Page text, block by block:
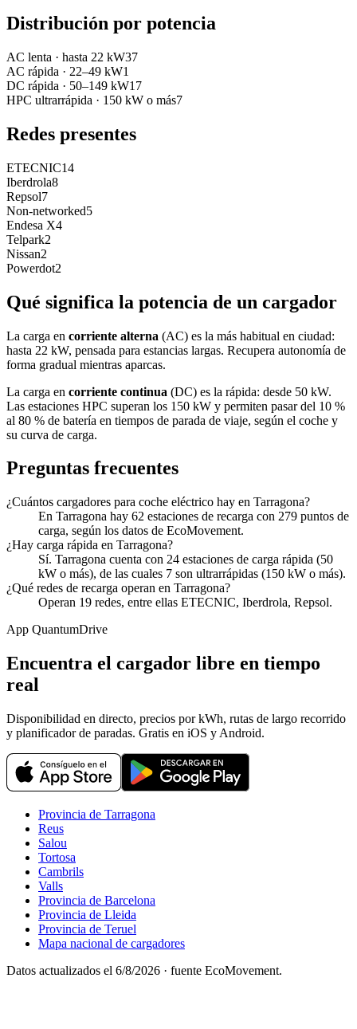
Distribución por potencia
AC lenta · hasta 22 kW37
AC rápida · 22–49 kW1
DC rápida · 50–149 kW17
HPC ultrarrápida · 150 kW o más7
Redes presentes
ETECNIC14
Iberdrola8
Repsol7
Non-networked5
Endesa X4
Telpark2
Nissan2
Powerdot2
Qué significa la potencia de un cargador
La carga en corriente alterna (AC) es la más habitual en ciudad:
hasta 22 kW, pensada para estancias largas. Recupera autonomía de
forma gradual mientras aparcas.
La carga en corriente continua (DC) es la rápida: desde 50 kW.
Las estaciones HPC superan los 150 kW y permiten pasar del 10 %
al 80 % de batería en tiempos de parada de viaje, según el coche y
su curva de carga.
Preguntas frecuentes
¿Cuántos cargadores para coche eléctrico hay en Tarragona?
En Tarragona hay 62 estaciones de recarga con 279 puntos de
carga, según los datos de EcoMovement.
¿Hay carga rápida en Tarragona?
Sí. Tarragona cuenta con 24 estaciones de carga rápida (50
kW o más), de las cuales 7 son ultrarrápidas (150 kW o más).
¿Qué redes de recarga operan en Tarragona?
Operan 19 redes, entre ellas ETECNIC, Iberdrola, Repsol.
App QuantumDrive
Encuentra el cargador libre en tiempo
real
Disponibilidad en directo, precios por kWh, rutas de largo recorrido
y planificador de paradas. Gratis en iOS y Android.
Provincia de Tarragona
Reus
Salou
Tortosa
Cambrils
Valls
Provincia de Barcelona
Provincia de Lleida
Provincia de Teruel
Mapa nacional de cargadores
Datos actualizados el 6/8/2026 · fuente EcoMovement.